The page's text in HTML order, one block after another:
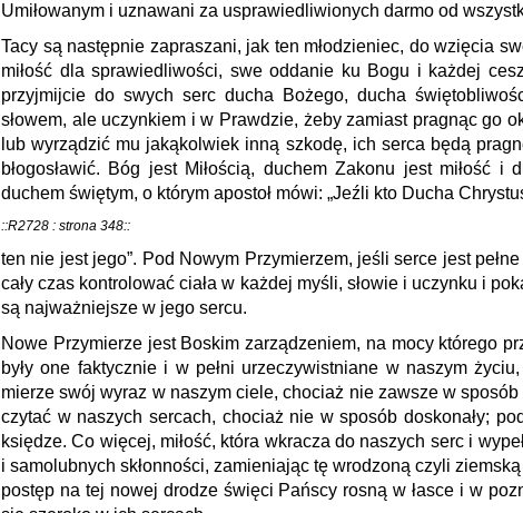
Umiłowanym i uznawani za usprawiedliwionych darmo od
Tacy są następnie zapraszani, jak ten młodzieniec, do wzięcia
miłość dla sprawiedliwości, swe oddanie ku Bogu i każdej
przyjmijcie do swych serc ducha Bożego, ducha
słowem, ale uczynkiem i w Prawdzie, żeby zamiast pragnąc go
lub wyrządzić mu jakąkolwiek inną szkodę, ich serca będą
błogosławić. Bóg jest Miłością, duchem Zakonu jest miłość
duchem świętym, o którym apostoł mówi: „Jeźli kto Ducha
::R2728 : strona 348::
ten nie jest jego”. Pod Nowym Przymierzem, jeśli serce jest
cały czas kontrolować ciała w każdej myśli, słowie i uczynku i
są najważniejsze w jego sercu.
Nowe Przymierze jest Boskim zarządzeniem, na mocy którego
były one faktycznie i w pełni urzeczywistniane w naszym
mierze swój wyraz w naszym ciele, chociaż nie zawsze w
czytać w naszych sercach, chociaż nie w sposób doskonały;
księdze. Co więcej, miłość, która wkracza do naszych serc i
i samolubnych skłonności, zamieniając tę wrodzoną czyli
postęp na tej nowej drodze święci Pańscy rosną w łasce i w